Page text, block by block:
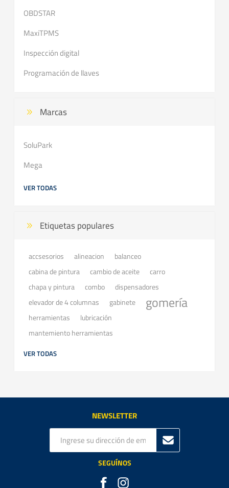
OBDSTAR
MaxiTPMS
Inspección digital
Programación de llaves
Marcas
SoluPark
Mega
VER TODAS
Etiquetas populares
accsesorios alineacion
balanceo
cabina de pintura
cambio de aceite
carro
chapa y pintura
combo
dispensadores
elevador de 4 columnas
gabinete gomería
herramientas
lubricación
mantemiento herramientas
VER TODAS
NEWSLETTER
SEGUÍNOS